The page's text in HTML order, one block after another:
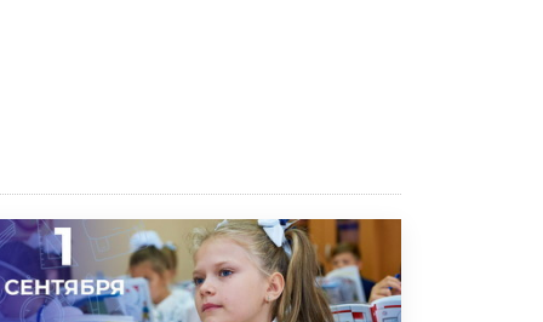
«Сколково» и ГК «Просвещение»
анонсировали запуск акселератора
технологических решений для всех
уровней образования
8 ИЮНЯ /ЧТО ПРОИСХОДИТ?